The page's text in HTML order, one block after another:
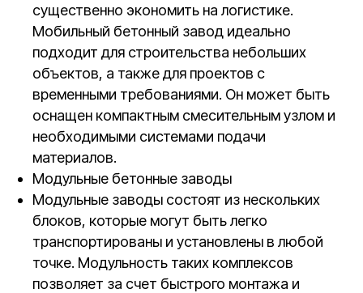
существенно экономить на логистике.
Мобильный бетонный завод идеально
подходит для строительства небольших
объектов, а также для проектов с
временными требованиями. Он может быть
оснащен компактным смесительным узлом и
необходимыми системами подачи
материалов.
Модульные бетонные заводы
Модульные заводы состоят из нескольких
блоков, которые могут быть легко
транспортированы и установлены в любой
точке. Модульность таких комплексов
позволяет за счет быстрого монтажа и